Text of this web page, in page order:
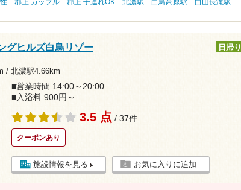
グヒルズ白鳥リゾー
/ 北濃駅4.66km
日帰り
■営業時間 14:00～20:00
■入浴料 900円～
3.5 点 / 37件
クーポンあり
施設情報を見る お気に入りに追加